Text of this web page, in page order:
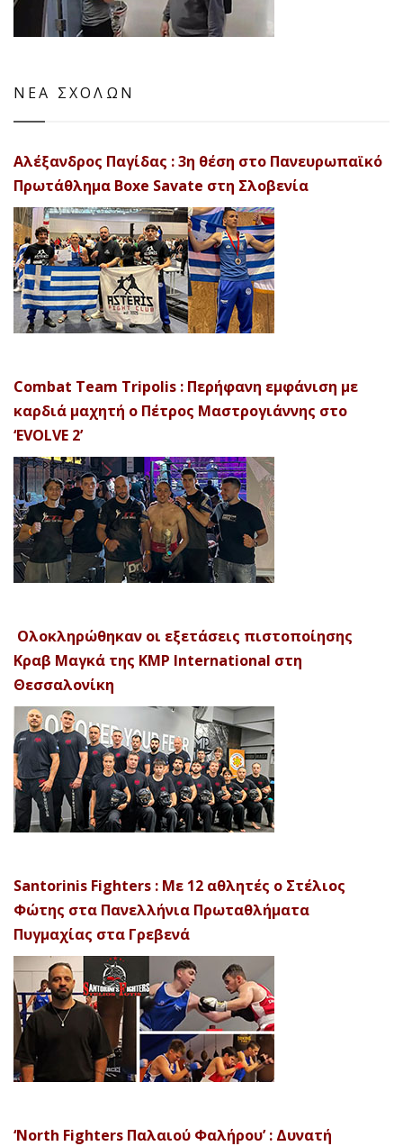
ΝΕΑ ΣΧΟΛΩΝ
Αλέξανδρος Παγίδας : 3η θέση στο Πανευρωπαϊκό
Πρωτάθλημα Boxe Savate στη Σλοβενία
Combat Team Tripolis : Περήφανη εμφάνιση με
καρδιά μαχητή ο Πέτρος Μαστρογιάννης στο
‘EVOLVE 2’
Ολοκληρώθηκαν οι εξετάσεις πιστοποίησης
Κραβ Μαγκά της KMP International στη
Θεσσαλονίκη
Santorinis Fighters : Με 12 αθλητές ο Στέλιος
Φώτης στα Πανελλήνια Πρωταθλήματα
Πυγμαχίας στα Γρεβενά
‘North Fighters Παλαιού Φαλήρου’ : Δυνατή